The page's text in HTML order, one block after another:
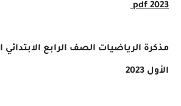
2023 pdf
مذكرة الرياضيات الصف الرابع
الأول 2023